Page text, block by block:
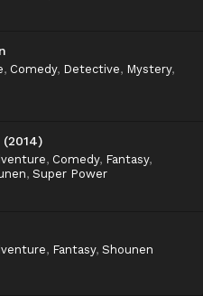
, Comedy, Detective, Mystery,
, Comedy, Fantasy,
, Super Power
, Fantasy, Shounen